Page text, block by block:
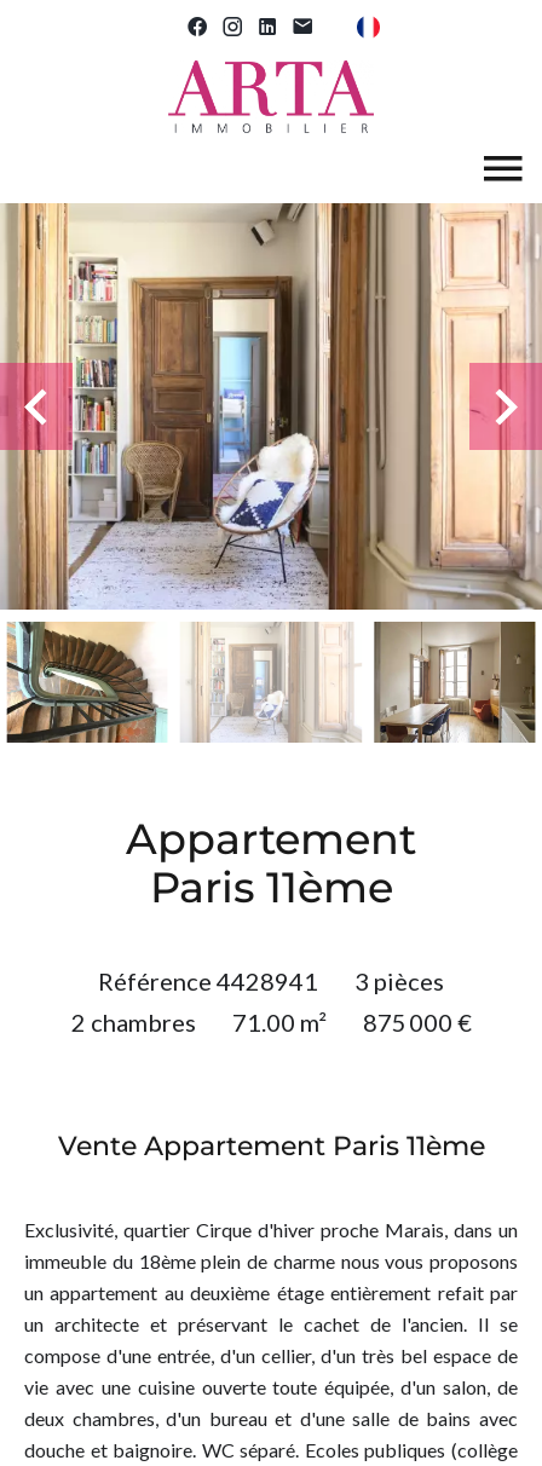
Appartement
Paris 11ème
Référence 4428941
3 pièces
2 chambres
71.00 m² 875 000 €
Vente Appartement Paris 11ème
Exclusivité, quartier Cirque d'hiver proche Marais, dans un
immeuble du 18ème plein de charme nous vous proposons
un appartement au deuxième étage entièrement refait par
un architecte et préservant le cachet de l'ancien. Il se
compose d'une entrée, d'un cellier, d'un très bel espace de
vie avec une cuisine ouverte toute équipée, d'un salon, de
deux chambres, d'un bureau et d'une salle de bains avec
douche et baignoire. WC séparé. Ecoles publiques (collège